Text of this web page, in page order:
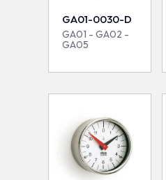
GA01-0030-D
GA01 - GA02 -
GA05